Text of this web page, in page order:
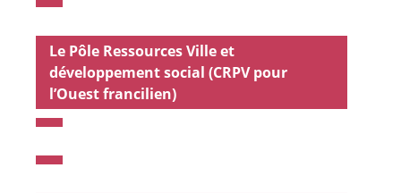
Le Pôle Ressources Ville et
développement social (CRPV pour
l’Ouest francilien)